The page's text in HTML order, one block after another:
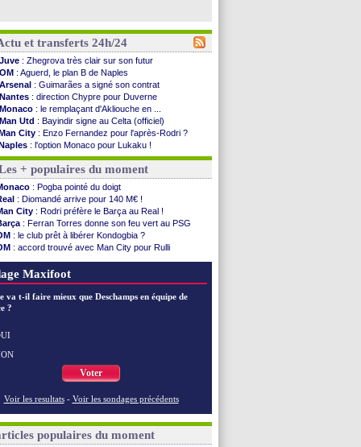
et transferts 24h/24
Juve : Zhegrova très clair sur son futur
OM : Aguerd, le plan B de Naples
Arsenal : Guimarães a signé son contrat
Nantes : direction Chypre pour Duverne
Monaco : le remplaçant d'Akliouche en ...
Man Utd : Bayindir signe au Celta (officiel)
City : Enzo Fernandez pour l'après-Rodri ?
: l'option Monaco pour Lukaku !
: Lucas Perri a été approché
PSG : le coach de l'Ajax insiste pour Godts
PSG: une 2e offre en préparation pour Godts
Francfort : Dina Ebimbe signe à Schalke (off.)
Strasbourg: Saïdou Sow prêté à Nantes (off.)
Monaco : Filipe Luis aimerait garder Balogun
Dortmund: Newcastle est prévenu pour Nmecha
Barça : première offre à 45 M€ pour Rodri ?
Argentine: le soutien très appuyé à Infantino
Barça: l'agent de Rodri confirme !
2030: Rubiales charge Infantino et ...
+ populaires du moment
: Pogba pointé du doigt
: Diomandé arrive pour 140 M€ !
City : Rodri préfère le Barça au Real !
: Ferran Torres donne son feu vert au PSG
: le club prêt à libérer Kondogbia ?
: accord trouvé avec Man City pour Rulli
: Luis Enrique satisfait malgré tout
Maxifoot
va t-il faire mieux que Deschamps en équipe de
?
Voter
Voir les resultats - Voir les sondages précédents
populaires du moment